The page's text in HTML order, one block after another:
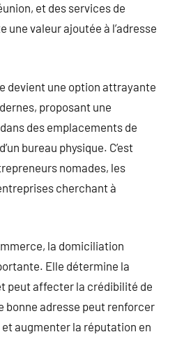
et des services de
une valeur ajoutée à l’adresse
devient une option attrayante
proposant une
des emplacements de
bureau physique. C’est
nomades, les
cherchant à
la domiciliation
Elle détermine la
peut affecter la crédibilité de
bonne adresse peut renforcer
augmenter la réputation en